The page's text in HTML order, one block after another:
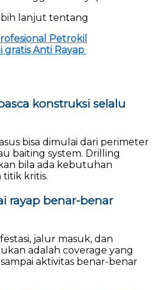
lanjut tentang
Petrokil
gratis Anti Rayap
konstruksi selalu
bisa dimulai dari perimeter
baiting system. Drilling
bila ada kebutuhan
titik kritis.
rayap benar-benar
jalur masuk, dan
adalah coverage yang
aktivitas benar-benar